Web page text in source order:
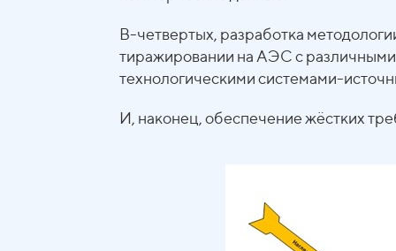
В-четвертых, разработка
тиражировании на АЭС с
технологическими системами-
И, наконец, обеспечение жёстких